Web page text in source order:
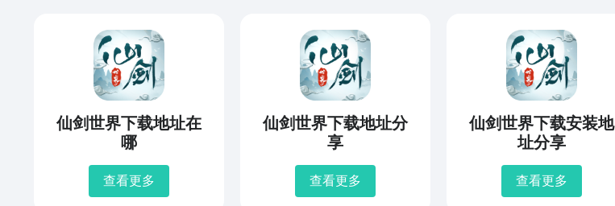
仙剑世界下载地址在
哪
查看更多
仙剑世界下载地址分
享
查看更多
仙剑世界下载安装地
址分享
查看更多